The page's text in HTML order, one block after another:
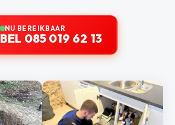
NU BEREIKBAAR
BEL 085 019 62 13